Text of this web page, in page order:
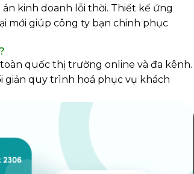
kinh doanh lỗi thời. Thiết kế ứng
mới giúp công ty bạn chinh phục
quốc thị trường online và đa kênh.
giản quy trình hoá phục vụ khách